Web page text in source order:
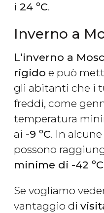
i 24 ºC.
Inverno a
L'inverno a
rigido e può
gli abitanti che i
freddi, come
temperatura
ai -9 ºC. In
possono
minime di -42 ºC
Se vogliamo
vantaggio di